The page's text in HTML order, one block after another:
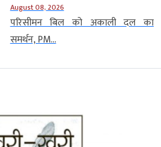
August 08, 2026
परिसीमन बिल को अकाली दल का
समर्थन, PM...